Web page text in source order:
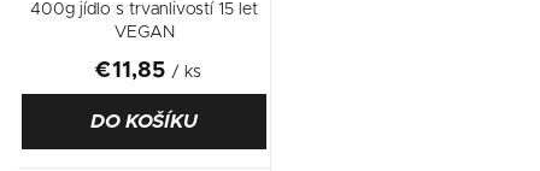
€11,85 / ks
DO KOŠÍKU
400g jídlo s trvanlivostí 15 let
VEGAN